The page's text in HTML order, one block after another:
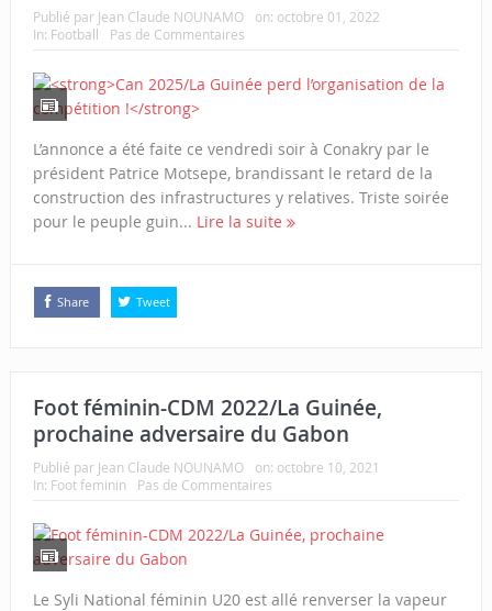
Publié par Jean Claude NOUNAMO on: octobre 01, 2022
In: Football Pas de Commentaires
L’annonce a été faite ce vendredi soir à Conakry par le
président Patrice Motsepe, brandissant le retard de la
construction des infrastructures y relatives. Triste soirée
pour le peuple guin... Lire la suite
Share Tweet
Foot féminin-CDM 2022/La Guinée,
prochaine adversaire du Gabon
Publié par Jean Claude NOUNAMO on: octobre 10, 2021
In: Foot feminin Pas de Commentaires
Le Syli National féminin U20 est allé renverser la vapeur